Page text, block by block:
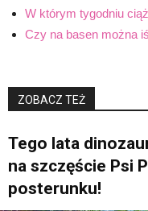
W którym tygodniu
Czy na basen można
ZOBACZ TEŻ
Tego lata
na szczęście Psi
posterunku!